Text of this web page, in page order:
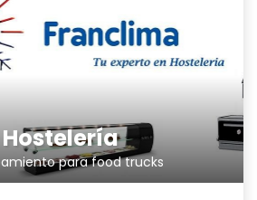
para food trucks